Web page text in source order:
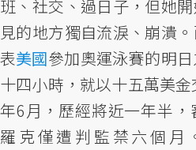
班、社交、過日子，但她
見的地方獨自流淚、崩潰
表美國參加奧運泳賽的明
十四小時，就以十五萬美
年6月，歷經將近一年半
羅克僅遭判監禁六個月